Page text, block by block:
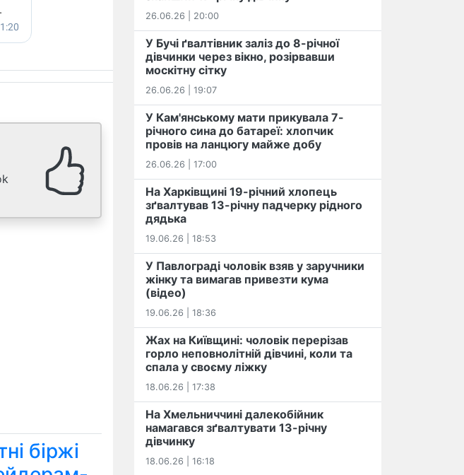
біржі
26.06.26 | 20:00
У Бучі ґвалтівник заліз до 8-річної
дівчинки через вікно, розірвавши
москітну сітку
26.06.26 | 19:07
У Кам'янському мати прикувала 7-
річного сина до батареї: хлопчик
провів на ланцюгу майже добу
26.06.26 | 17:00
На Харківщині 19-річний хлопець​
️зґвалтував 13-річну падчерку рідного
дядька
19.06.26 | 18:53
У Павлограді чоловік взяв у заручники
жінку та вимагав привезти кума
(відео)
19.06.26 | 18:36
Жах на Київщині: чоловік перерізав
горло неповнолітній дівчині, коли та
спала у своєму ліжку
18.06.26 | 17:38
На Хмельниччині далекобійник
намагався зґвалтувати 13-річну
дівчинку
18.06.26 | 16:18